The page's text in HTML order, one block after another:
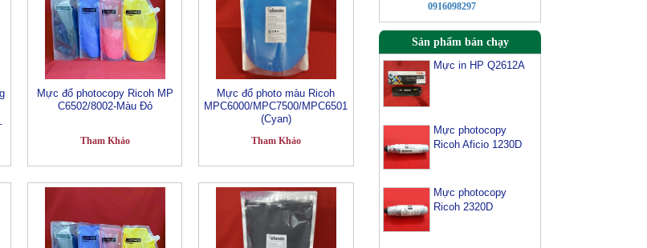
Mực đổ photocopy Ricoh MP
C6502/8002-Màu Đỏ
Tham Khảo
Mực đổ photo màu Ricoh
MPC6000/MPC7500/MPC6501
(Cyan)
Tham Khảo
0916098297
Sản phẩm bán chạy
Mực in HP Q2612A
Mực photocopy
Ricoh Aficio 1230D
Mực photocopy
Ricoh 2320D